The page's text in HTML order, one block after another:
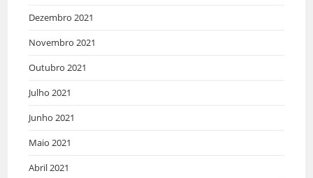
Dezembro 2021
Novembro 2021
Outubro 2021
Julho 2021
Junho 2021
Maio 2021
Abril 2021